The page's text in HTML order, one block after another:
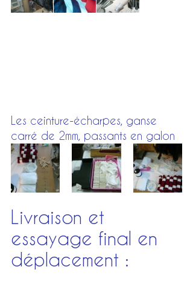
Les ceinture-écharpes, ganse
carré de 2mm, passants en galon
Livraison et
essayage final en
déplacement :